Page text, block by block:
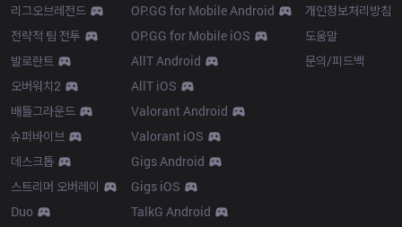
리그오브레전드
전략적 팀 전투
발로란트
오버워치2
배틀그라운드
슈퍼바이브
데스크톱
스트리머 오버레이
Duo
OP.GG for Mobile Android
OP.GG for Mobile iOS
AllT Android
AllT iOS
Valorant Android
Valorant iOS
Gigs Android
Gigs iOS
TalkG Android
개인정보처리방침
도움말
문의/피드백